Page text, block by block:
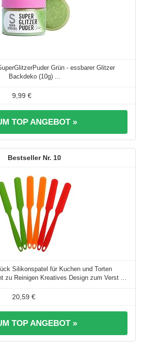
Grün - essbarer Glitzer
Backdeko (10g) ...
9,99 €
TOP ANGEBOT »
10
Silikonspatel für Kuchen und Torten
zu Reinigen Kreatives Design zum Verst ...
20,59 €
TOP ANGEBOT »